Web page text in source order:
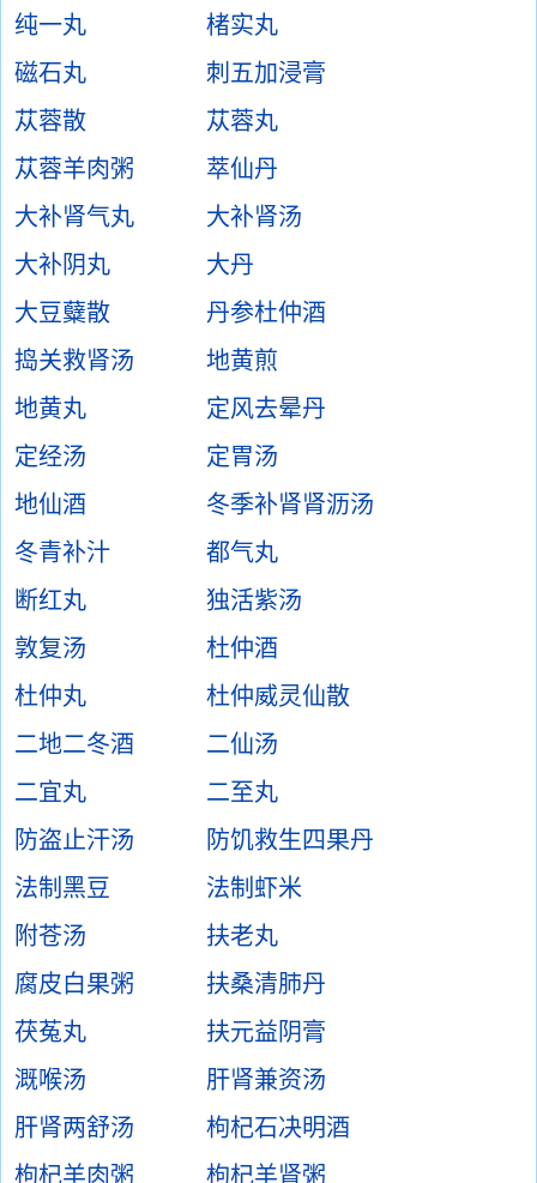
纯一丸
楮实丸
磁石丸
刺五加浸膏
苁蓉散
苁蓉丸
苁蓉羊肉粥
萃仙丹
大补肾气丸
大补肾汤
大补阴丸
大丹
大豆糵散
丹参杜仲酒
捣关救肾汤
地黄煎
地黄丸
定风去晕丹
定经汤
定胃汤
地仙酒
冬季补肾肾沥汤
冬青补汁
都气丸
断红丸
独活紫汤
敦复汤
杜仲酒
杜仲丸
杜仲威灵仙散
二地二冬酒
二仙汤
二宜丸
二至丸
防盗止汗汤
防饥救生四果丹
法制黑豆
法制虾米
附苍汤
扶老丸
腐皮白果粥
扶桑清肺丹
茯菟丸
扶元益阴膏
溉喉汤
肝肾兼资汤
肝肾两舒汤
枸杞石决明酒
枸杞羊肉粥
枸杞羊肾粥